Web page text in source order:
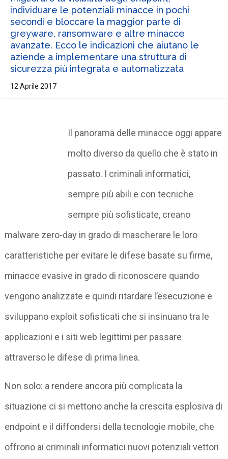
individuare le potenziali minacce in pochi
secondi e bloccare la maggior parte di
greyware, ransomware e altre minacce
avanzate. Ecco le indicazioni che aiutano le
aziende a implementare una struttura di
sicurezza più integrata e automatizzata
12 Aprile 2017
Il panorama delle minacce oggi appare
molto diverso da quello che è stato in
passato. I criminali informatici,
sempre più abili e con tecniche
sempre più sofisticate, creano
malware zero-day in grado di mascherare le loro
caratteristiche per evitare le difese basate su firme,
minacce evasive in grado di riconoscere quando
vengono analizzate e quindi ritardare l’esecuzione e
sviluppano exploit sofisticati che si insinuano tra le
applicazioni e i siti web legittimi per passare
attraverso le difese di prima linea.
Non solo: a rendere ancora più complicata la
situazione ci si mettono anche la crescita esplosiva di
endpoint e il diffondersi della tecnologie mobile, che
offrono ai criminali informatici nuovi potenziali vettori